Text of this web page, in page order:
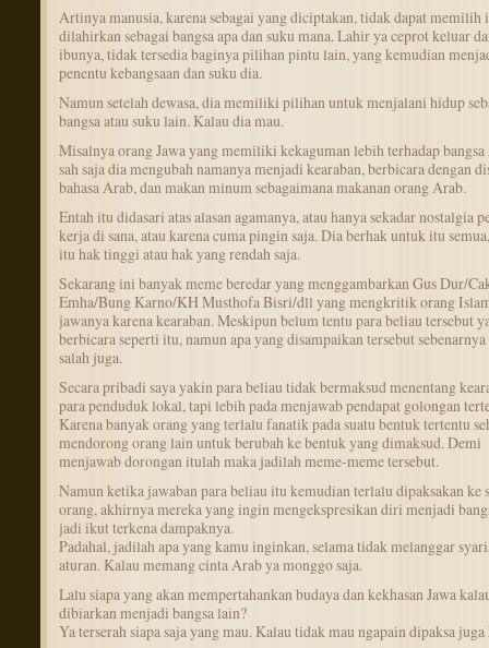
Artinya manusia, karena sebagai yang diciptakan, tidak dapat memilih
dilahirkan sebagai bangsa apa dan suku mana. Lahir ya ceprot keluar
ibunya, tidak tersedia baginya pilihan pintu lain, yang kemudian
penentu kebangsaan dan suku dia.
Namun setelah dewasa, dia memiliki pilihan untuk menjalani hidup
bangsa atau suku lain. Kalau dia mau.
Misalnya orang Jawa yang memiliki kekaguman lebih terhadap bangsa
sah saja dia mengubah namanya menjadi kearaban, berbicara dengan
bahasa Arab, dan makan minum sebagaimana makanan orang Arab.
Entah itu didasari atas alasan agamanya, atau hanya sekadar nostalgia
kerja di sana, atau karena cuma pingin saja. Dia berhak untuk itu
itu hak tinggi atau hak yang rendah saja.
Sekarang ini banyak meme beredar yang menggambarkan Gus Dur/
Emha/Bung Karno/KH Musthofa Bisri/dll yang mengkritik orang
jawanya karena kearaban. Meskipun belum tentu para beliau tersebut
berbicara seperti itu, namun apa yang disampaikan tersebut
salah juga.
Secara pribadi saya yakin para beliau tidak bermaksud menentang
para penduduk lokal, tapi lebih pada menjawab pendapat golongan
Karena banyak orang yang terlalu fanatik pada suatu bentuk tertentu
mendorong orang lain untuk berubah ke bentuk yang dimaksud. Demi
menjawab dorongan itulah maka jadilah meme-meme tersebut.
Namun ketika jawaban para beliau itu kemudian terlalu dipaksakan ke
orang, akhirnya mereka yang ingin mengekspresikan diri menjadi
jadi ikut terkena dampaknya.
Padahal, jadilah apa yang kamu inginkan, selama tidak melanggar
aturan. Kalau memang cinta Arab ya monggo saja.
Lalu siapa yang akan mempertahankan budaya dan kekhasan Jawa
dibiarkan menjadi bangsa lain?
Ya terserah siapa saja yang mau. Kalau tidak mau ngapain dipaksa juga